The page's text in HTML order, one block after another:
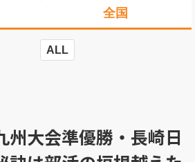
全国
ALL
州大会準優勝・長崎日